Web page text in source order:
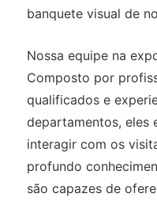
banquete visual de
Nossa equipe na
Composto por
qualificados e
departamentos, eles
interagir com os
profundo
são capazes de